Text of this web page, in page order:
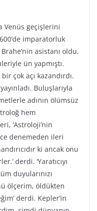
Venüs geçişlerini
imparatorluk
asistanı oldu.
ün yapmıştı.
çok açı kazandırdı.
Buluşlarıyla
adının ölümsüz
hem
‘Astroloji’nin
denemeden ileri
ki ancak onu
derdi. ‘Yaratıcıyı
duyularınızı
ölçerim, öldükten
derdi. Kepler’in